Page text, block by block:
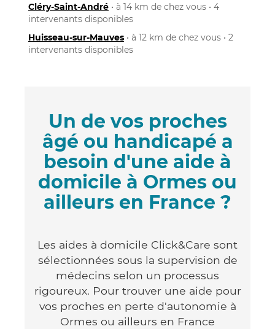
Cléry-Saint-André • à 14 km de chez vous • 4
intervenants disponibles
Huisseau-sur-Mauves • à 12 km de chez vous • 2
intervenants disponibles
Un de vos proches
âgé ou handicapé a
besoin d'une aide à
domicile à Ormes ou
ailleurs en France ?
Les aides à domicile Click&Care sont
sélectionnées sous la supervision de
médecins selon un processus
rigoureux. Pour trouver une aide pour
vos proches en perte d'autonomie à
Ormes ou ailleurs en France